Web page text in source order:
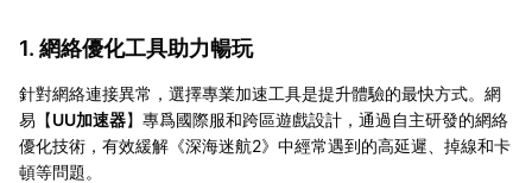
1. 網絡優化工具助力暢玩
針對網絡連接異常，選擇專業加速工具是提升體驗的最快方式。網
易【UU加速器】專爲國際服和跨區遊戲設計，通過自主研發的網絡
優化技術，有效緩解《深海迷航2》中經常遇到的高延遲、掉線和卡
頓等問題。